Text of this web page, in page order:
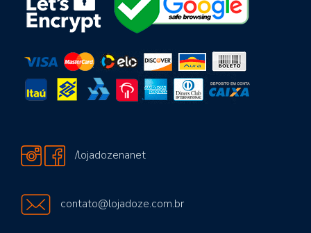
/lojadozenanet
contato@lojadoze.com.br